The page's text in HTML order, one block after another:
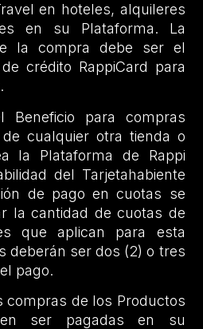
en hoteles, alquileres
en su Plataforma. La
la compra debe ser el
crédito RappiCard para
para compras
cualquier otra tienda o
la Plataforma de Rappi
del Tarjetahabiente
de pago en cuotas se
la cantidad de cuotas de
que aplican para esta
deberán ser dos (2) o tres
pago.
compras de los Productos
ser pagadas en su